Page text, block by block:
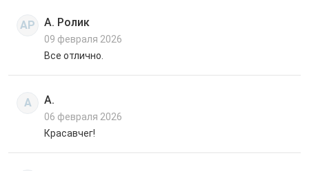
АР А. Ролик
09 февраля 2026
Все отлично.
А А.
06 февраля 2026
Красавчег!